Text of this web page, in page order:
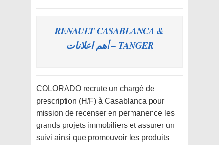
RENAULT CASABLANCA &
TANGER – أهم اعلانات
COLORADO recrute un chargé de
prescription (H/F) à Casablanca pour
mission de recenser en permanence les
grands projets immobiliers et assurer un
suivi ainsi que promouvoir les produits